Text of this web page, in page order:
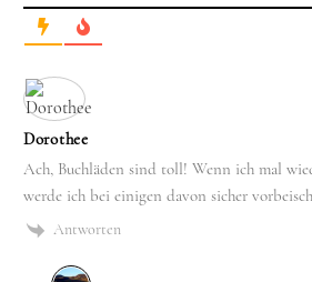
Dorothee
Ach, Buchläden sind toll! Wenn ich mal
werde ich bei einigen davon sicher
Antworten